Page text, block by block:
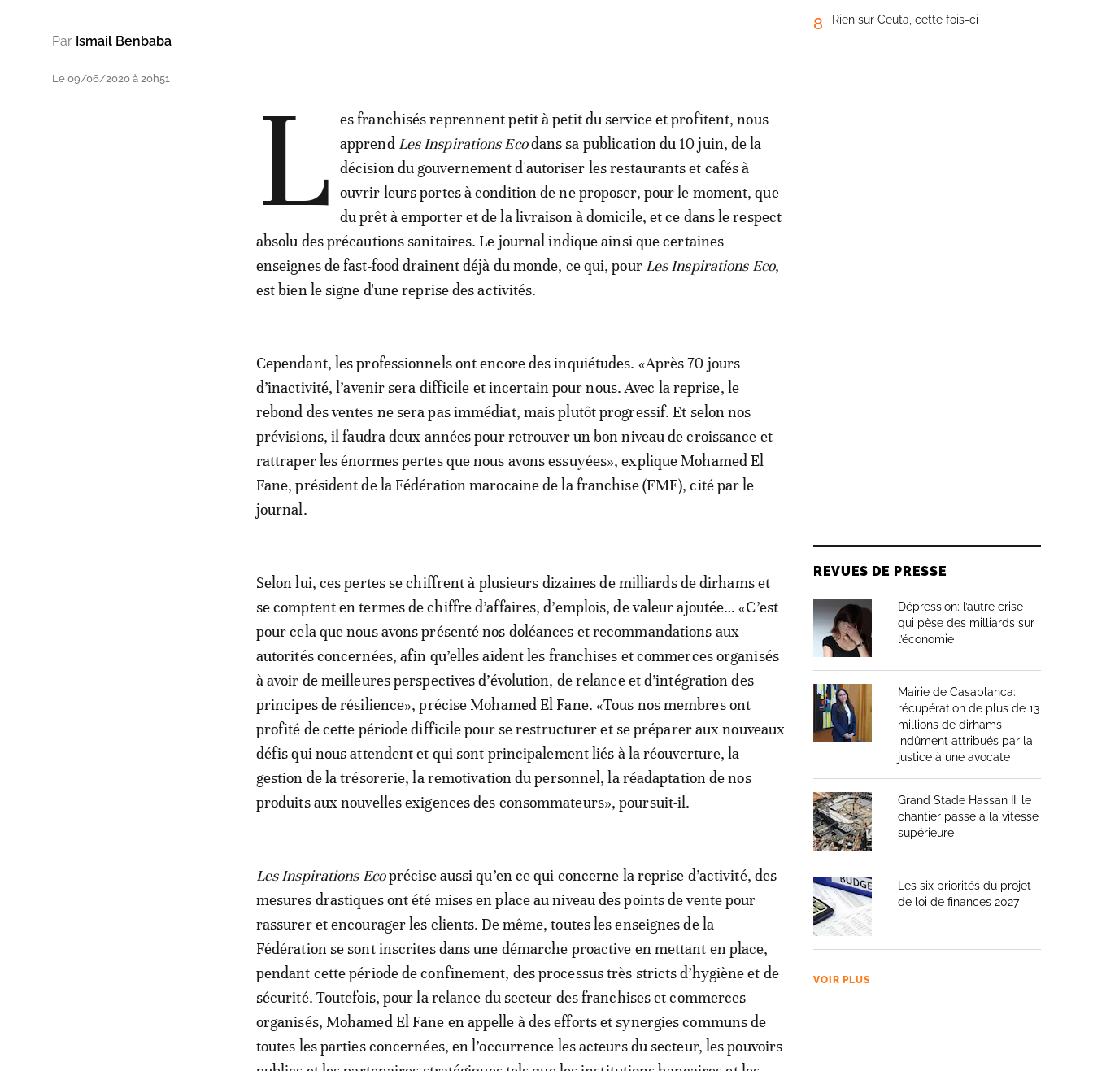
Par Ismail Benbaba
Le 09/06/2020 à 20h51 L
es franchisés reprennent petit à petit du service et profitent, nous
apprend Les Inspirations Ecodans sa publication du 10 juin, de la
décision du gouvernement d'autoriser les restaurants et cafés à
ouvrir leurs portes à condition de ne proposer, pour le moment, que
du prêt à emporter et de la livraison à domicile, et ce dans le respect
absolu des précautions sanitaires. Le journal indique ainsi que certaines
enseignes de fast-food drainent déjà du monde, ce qui, pour Les Inspirations Eco,
est bien le signe d'une reprise des activités.
Cependant, les professionnels ont encore des inquiétudes. «Après 70 jours
d’inactivité, l’avenir sera difficile et incertain pour nous. Avec la reprise, le
rebond des ventes ne sera pas immédiat, mais plutôt progressif. Et selon nos
prévisions, il faudra deux années pour retrouver un bon niveau de croissance et
rattraper les énormes pertes que nous avons essuyées», explique Mohamed El
Fane, président de la Fédération marocaine de la franchise (FMF), cité par le
journal.
Selon lui, ces pertes se chiffrent à plusieurs dizaines de milliards de dirhams et
se comptent en termes de chiffre d’affaires, d’emplois, de valeur ajoutée… «C’est
pour cela que nous avons présenté nos doléances et recommandations aux
autorités concernées, afin qu’elles aident les franchises et commerces organisés
à avoir de meilleures perspectives d’évolution, de relance et d’intégration des
principes de résilience», précise Mohamed El Fane. «Tous nos membres ont
profité de cette période difficile pour se restructurer et se préparer aux nouveaux
défis qui nous attendent et qui sont principalement liés à la réouverture, la
gestion de la trésorerie, la remotivation du personnel, la réadaptation de nos
produits aux nouvelles exigences des consommateurs», poursuit-il.
Les Inspirations Ecoprécise aussi qu’en ce qui concerne la reprise d’activité, des
mesures drastiques ont été mises en place au niveau des points de vente pour
rassurer et encourager les clients. De même, toutes les enseignes de la
Fédération se sont inscrites dans une démarche proactive en mettant en place,
pendant cette période de confinement, des processus très stricts d’hygiène et de
sécurité. Toutefois, pour la relance du secteur des franchises et commerces
organisés, Mohamed El Fane en appelle à des efforts et synergies communs de
toutes les parties concernées, en l’occurrence les acteurs du secteur, les pouvoirs
8 Rien sur Ceuta, cette fois-ci
REVUES DE PRESSE
Dépression: l’autre crise
qui pèse des milliards sur
l’économie
Mairie de Casablanca:
récupération de plus de 13
millions de dirhams
indûment attribués par la
justice à une avocate
Grand Stade Hassan II: le
chantier passe à la vitesse
supérieure
Les six priorités du projet
de loi de finances 2027
VOIR PLUS